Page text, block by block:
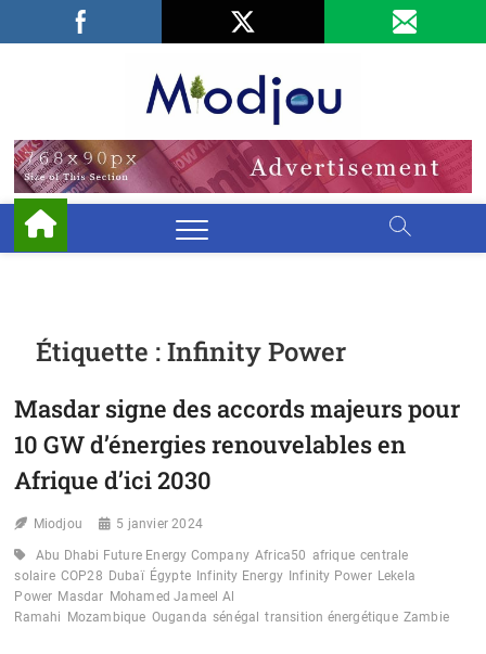
Facebook
LinkedIn
Étiquette :Infinity Power
Masdar signe des accords majeurs pour
10 GW d’énergies renouvelables en
Afrique d’ici 2030
Miodjou 5 janvier 2024
Abu Dhabi Future Energy Company Africa50 afrique centrale
solaire COP28 Dubaï Égypte Infinity Energy Infinity Power Lekela
Power Masdar Mohamed Jameel Al
Ramahi
Mozambique Ouganda sénégal transition énergétique Zambie